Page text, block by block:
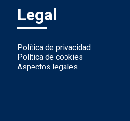
Legal
Política de privacidad
Política de cookies
Aspectos legales